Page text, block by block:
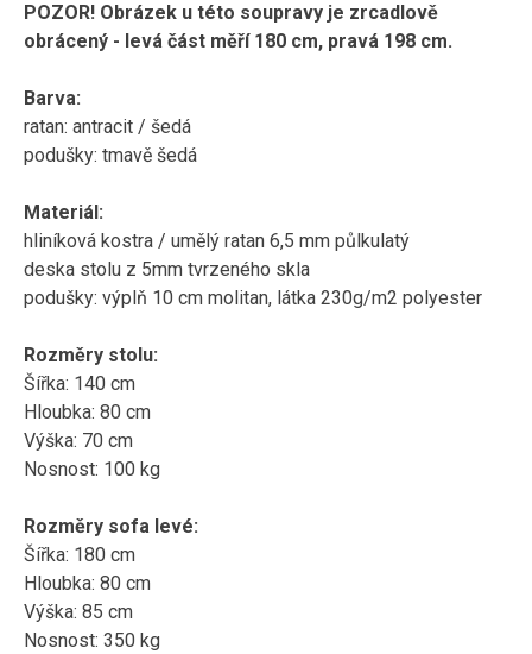
POZOR! Obrázek u této soupravy je zrcadlově
obrácený - levá část měří 180 cm, pravá 198 cm.
Barva:
ratan: antracit / šedá
podušky: tmavě šedá
Materiál:
hliníková kostra / umělý ratan 6,5 mm půlkulatý
deska stolu z 5mm tvrzeného skla
podušky: výplň 10 cm molitan, látka 230g/m2 polyester
Rozměry stolu:
Šířka: 140 cm
Hloubka: 80 cm
Výška: 70 cm
Nosnost: 100 kg
Rozměry sofa levé:
Šířka: 180 cm
Hloubka: 80 cm
Výška: 85 cm
Nosnost: 350 kg